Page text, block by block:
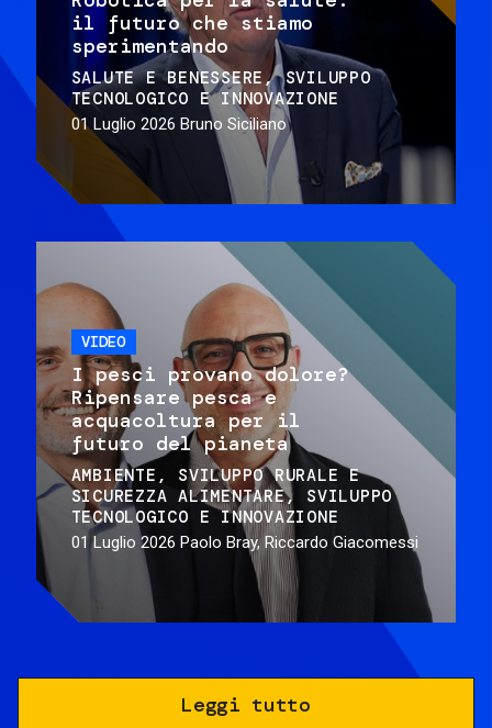
il futuro che stiamo
sperimentando
SALUTE E BENESSERE
SVILUPPO
TECNOLOGICO E INNOVAZIONE
01 Luglio 2026 Bruno Siciliano
VIDEO
I pesci provano dolore?
Ripensare pesca e
acquacoltura per il
futuro del pianeta
AMBIENTE
SVILUPPO RURALE E
SICUREZZA ALIMENTARE
SVILUPPO
TECNOLOGICO E INNOVAZIONE
01 Luglio 2026 Paolo Bray, Riccardo Giacomessi
Leggi tutto